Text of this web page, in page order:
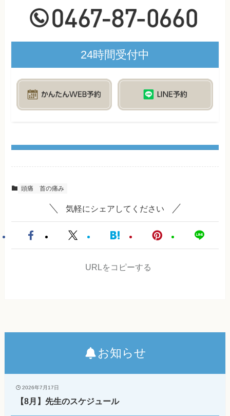
24時間受付中
頭痛 首の痛み
気軽にシェアしてください
URLをコピーする
お知らせ
2026年7月17日
【8月】先生のスケジュール